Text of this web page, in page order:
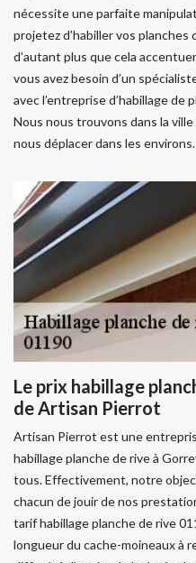
nécessite une parfaite
projetez d’habiller vos planches
d’autant plus que cela
vous avez besoin d’un
avec l’entreprise d’habillage
Nous nous trouvons dans la
nous déplacer dans les environs.
Le prix habillage
de Artisan Pierrot
Artisan Pierrot est une
habillage planche de rive à
tous. Effectivement, notre
chacun de jouir de nos
tarif habillage planche de rive
longueur du cache-moineaux à